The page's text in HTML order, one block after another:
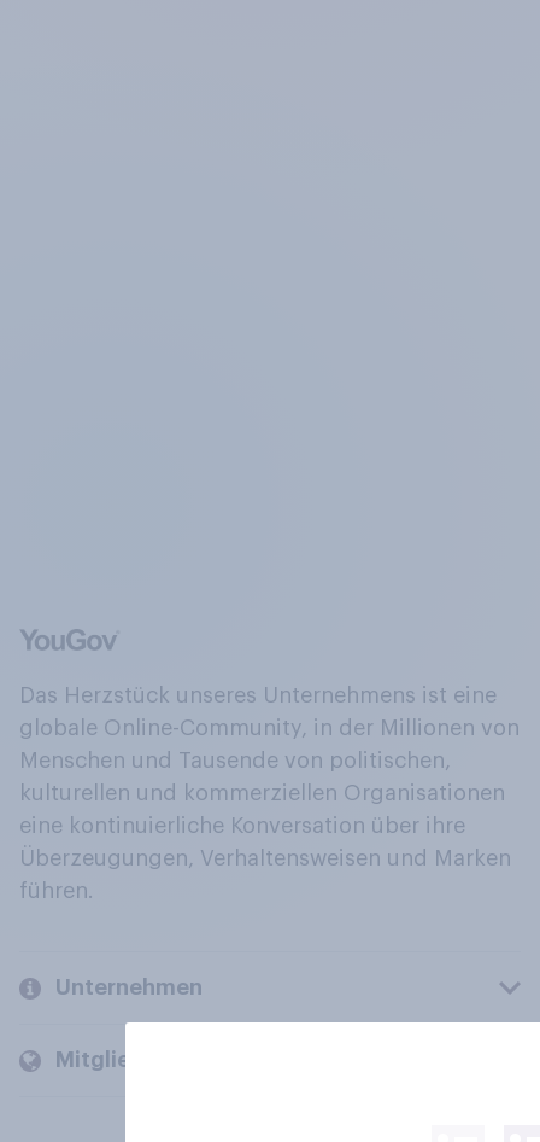
Das Herzstück unseres Unternehmens ist eine
globale Online-Community, in der Millionen von
Menschen und Tausende von politischen,
kulturellen und kommerziellen Organisationen
eine kontinuierliche Konversation über ihre
Überzeugungen, Verhaltensweisen und Marken
führen.
Unternehmen
Mitglieder und Kunden